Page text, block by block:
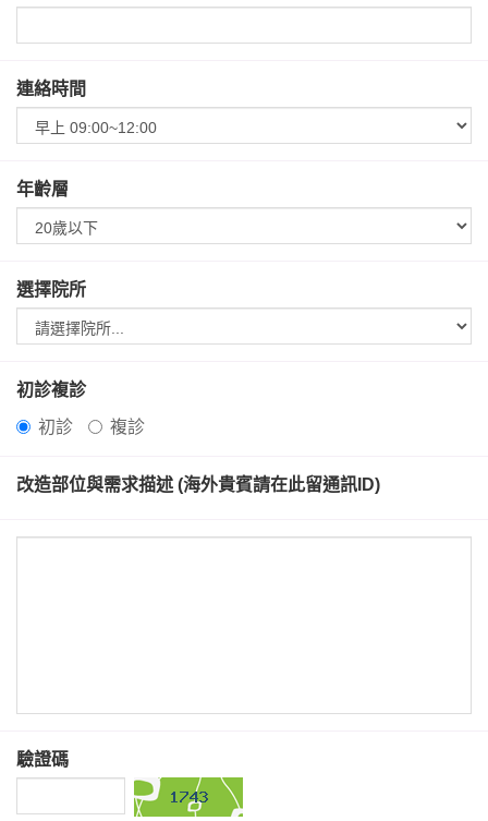
連絡時間
年齡層
選擇院所
初診複診
初診
複診
改造部位與需求描述 (海外貴賓請在此留通訊ID)
驗證碼